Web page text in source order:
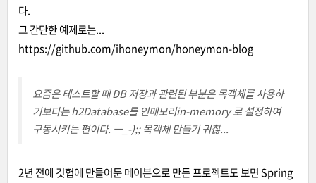
다.
그 간단한 예제로는...
https://github.com/ihoneymon/honeymon-blog
요즘은 테스트할 때 DB 저장과 관련된 부분은 목객체를 사용하
기보다는 h2Database를 인메모리in-memory 로 설정하여
구동시키는 편이다. ㅡ_-);; 목객체 만들기 귀찮...
2년 전에 깃헙에 만들어둔 메이븐으로 만든 프로젝트도 보면 Spring